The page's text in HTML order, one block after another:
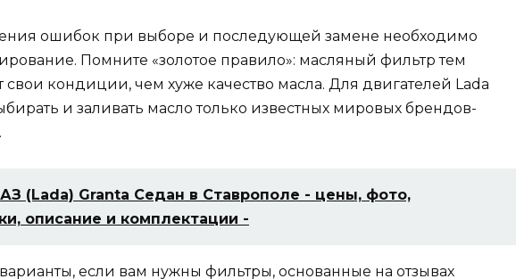
ошибок при выборе и последующей замене необходимо
Помните «золотое правило»: масляный фильтр тем
свои кондиции, чем хуже качество масла. Для двигателей Lada
и заливать масло только известных мировых брендов-
(Lada) Granta Седан в Ставрополе - цены, фото,
описание и комплектации -
если вам нужны фильтры, основанные на отзывах